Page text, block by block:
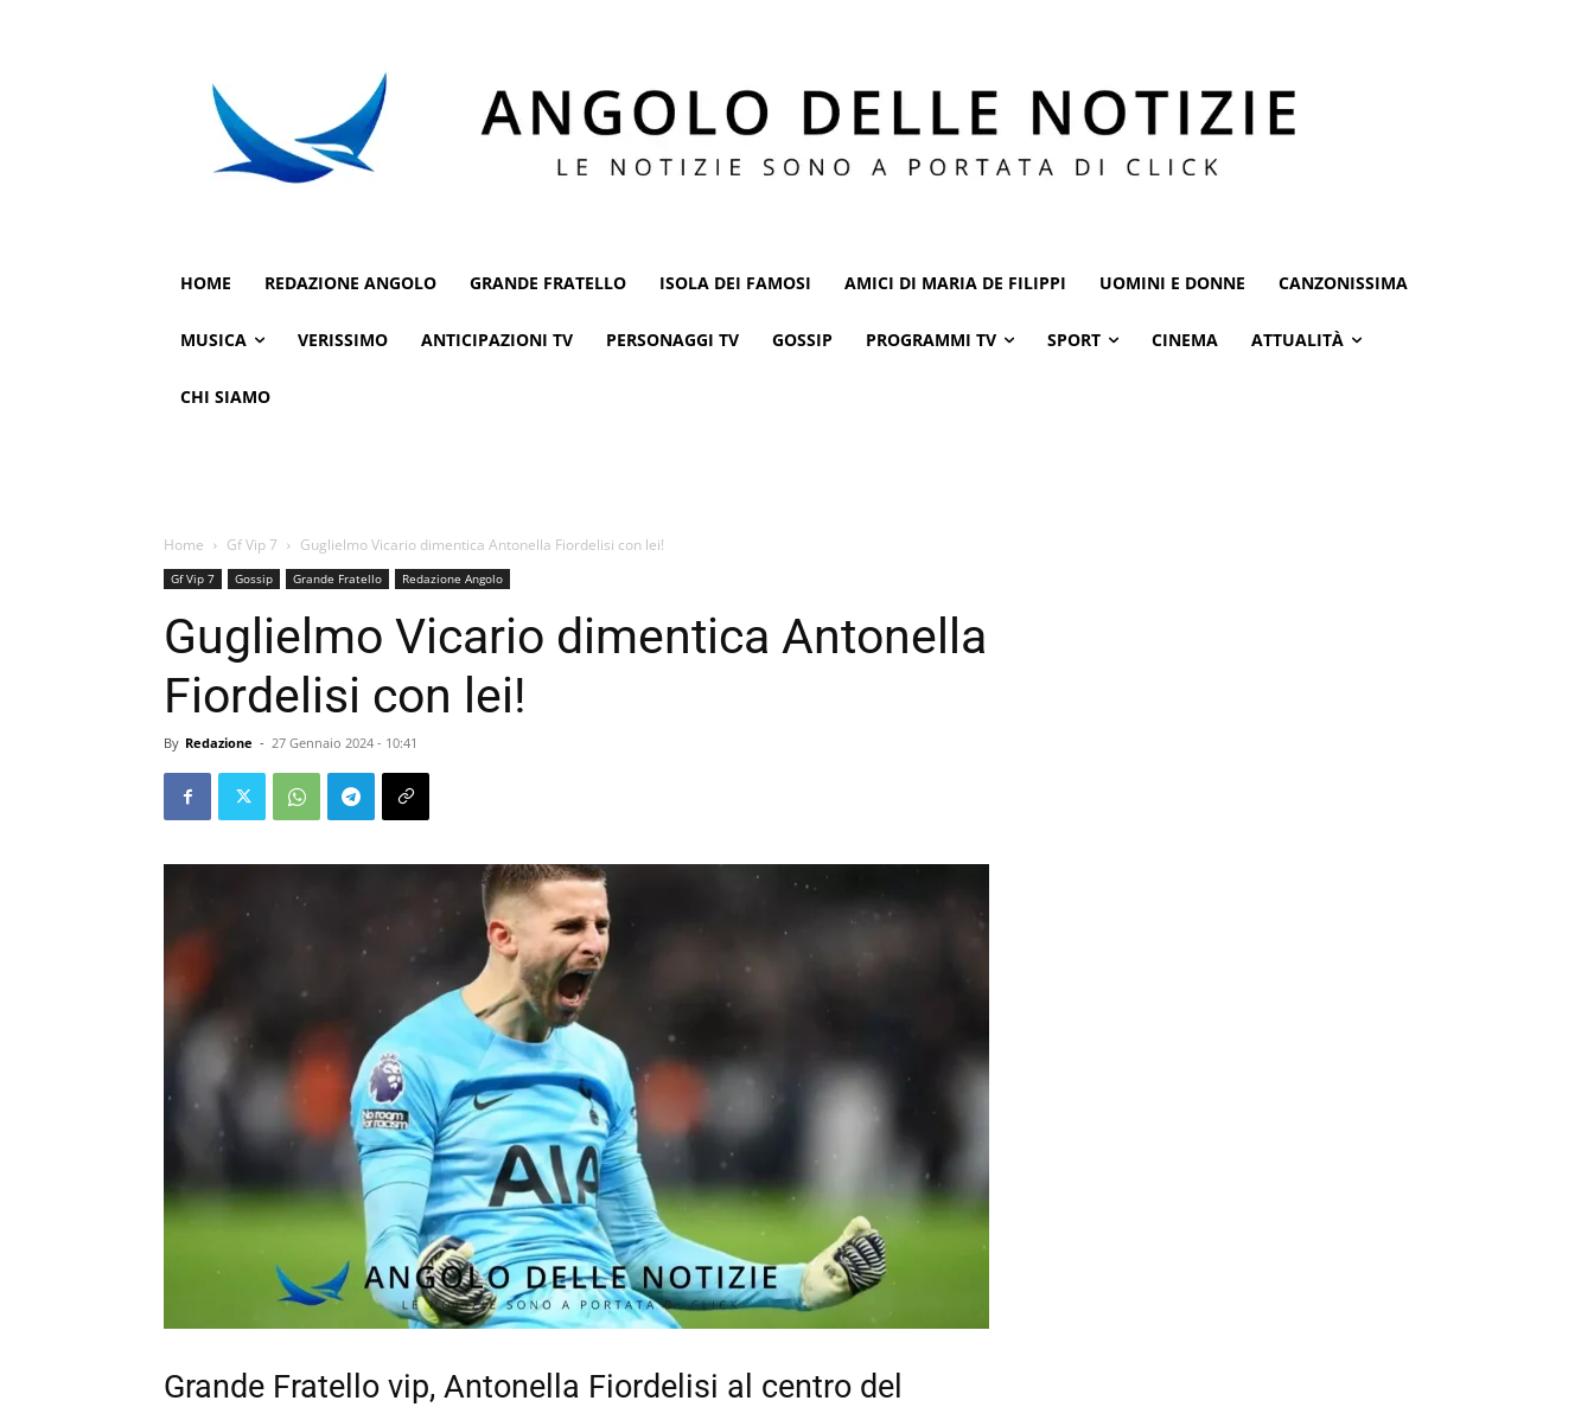
HOME REDAZIONE ANGOLO GRANDE FRATELLO ISOLA DEI FAMOSI AMICI DI MARIA DE FILIPPI UOMINI E DONNE CANZONISSIMA
MUSICA VERISSIMO ANTICIPAZIONI TV PERSONAGGI TV GOSSIP PROGRAMMI TV SPORT CINEMA ATTUALITÀ
CHI SIAMO
Home Gf Vip 7 Guglielmo Vicario dimentica Antonella Fiordelisi con lei!
Gf Vip 7 Gossip Grande Fratello Redazione Angolo
Guglielmo Vicario dimentica Antonella
Fiordelisi con lei!
By Redazione - 27 Gennaio 2024 - 10:41
Grande Fratello vip, Antonella Fiordelisi al centro del